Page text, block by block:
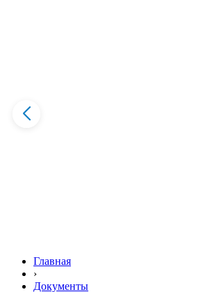
Главная
›
Документы